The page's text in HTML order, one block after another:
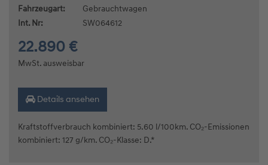
Fahrzeugart:
Gebrauchtwagen
Int. Nr:
SW064612
22.890 €
MwSt. ausweisbar
Details ansehen
Kraftstoffverbrauch kombiniert: 5.60 l/100km. CO₂-Emissionen
kombiniert: 127 g/km. CO₂-Klasse: D.*